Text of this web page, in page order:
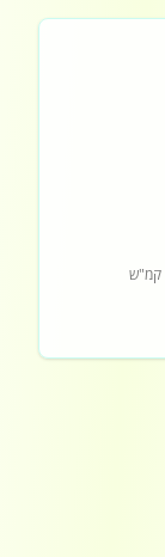
קמ"ש